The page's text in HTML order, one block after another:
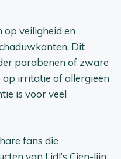
op veiligheid en
Dit
parabenen of zware
irritatie of allergieën
is voor veel
fans die
van Lidl’s Cien-lijn.